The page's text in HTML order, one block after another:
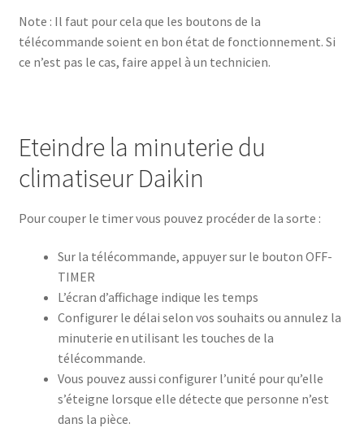
Note : Il faut pour cela que les boutons de la
télécommande soient en bon état de fonctionnement. Si
ce n’est pas le cas, faire appel à un technicien.
Eteindre la minuterie du
climatiseur Daikin
Pour couper le timer vous pouvez procéder de la sorte :
Sur la télécommande, appuyer sur le bouton OFF-
TIMER
L’écran d’affichage indique les temps
Configurer le délai selon vos souhaits ou annulez la
minuterie en utilisant les touches de la
télécommande.
Vous pouvez aussi configurer l’unité pour qu’elle
s’éteigne lorsque elle détecte que personne n’est
dans la pièce.